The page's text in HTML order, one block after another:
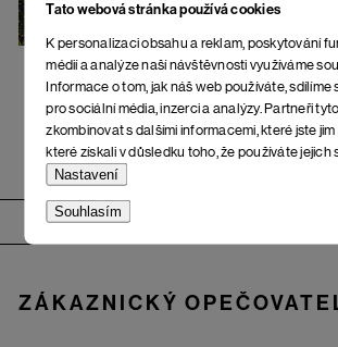
Tato webová stránka používá cookies
K personalizaci obsahu a reklam, poskytování
médií a analýze naší návštěvnosti využíváme
Informace o tom, jak náš web používáte, sdílíme
pro sociální média, inzerci a analýzy. Partneři
zkombinovat s dalšími informacemi, které jste
které získali v důsledku toho, že používáte jejich
Nastavení
Souhlasím
Zápatí
ZÁKAZNICKÝ